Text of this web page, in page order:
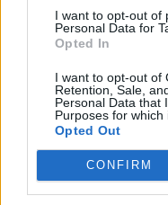
I want to opt-out of
Personal Data for
Opted In
I want to opt-out of
Retention, Sale,
Personal Data that
Purposes for which
Opted Out
CONFIRM
tartozik, melynek
regisztrációhoz
Portfolio.hu
Kötéslisták: BÉT
kötéslistái